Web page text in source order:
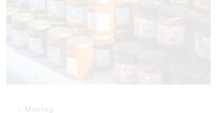
Montag